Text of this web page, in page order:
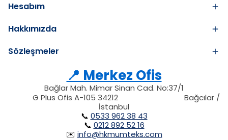
Hesabım
Hakkımızda
Sözleşmeler
📍 Merkez Ofis
Bağlar Mah. Mimar Sinan Cad. No:37/1
G Plus Ofis A-105 34212
Bağcılar /
İstanbul
📞 0533 962 38 43
📞 0212 892 52 16
✉️ info@hkmumteks.com